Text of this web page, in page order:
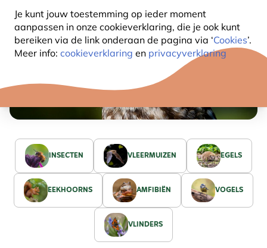
Je kunt jouw toestemming op ieder moment
aanpassen in onze cookieverklaring, die je ook kunt
bereiken via de link onderaan de pagina via ‘Cookies’.
Meer info: cookieverklaring en privacyverklaring
en kleine aha-momenten te verzamelen, zonder
droge encyclopedische taal.
INSECTEN VLEERMUIZEN EGELS
EEKHOORNS AMFIBIËN VOGELS
VLINDERS